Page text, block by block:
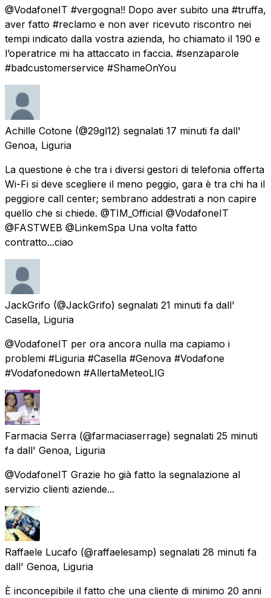
@VodafoneIT #vergogna!! Dopo aver subito una #truffa,
aver fatto #reclamo e non aver ricevuto riscontro nei
tempi indicato dalla vostra azienda, ho chiamato il 190 e
l’operatrice mi ha attaccato in faccia. #senzaparole
#badcustomerservice #ShameOnYou
Achille Cotone (@29gl12) segnalati 17 minuti fa dall'
Genoa, Liguria
La questione è che tra i diversi gestori di telefonia offerta
Wi-Fi si deve scegliere il meno peggio, gara è tra chi ha il
peggiore call center; sembrano addestrati a non capire
quello che si chiede. @TIM_Official @VodafoneIT
@FASTWEB @LinkemSpa Una volta fatto
contratto...ciao
JackGrifo (@JackGrifo) segnalati 21 minuti fa dall'
Casella, Liguria
@VodafoneIT per ora ancora nulla ma capiamo i
problemi #Liguria #Casella #Genova #Vodafone
#Vodafonedown #AllertaMeteoLIG
Farmacia Serra (@farmaciaserrage) segnalati 25 minuti
fa dall' Genoa, Liguria
@VodafoneIT Grazie ho già fatto la segnalazione al
servizio clienti aziende...
Raffaele Lucafo (@raffaelesamp) segnalati 28 minuti fa
dall' Genoa, Liguria
È inconcepibile il fatto che una cliente di minimo 20 anni